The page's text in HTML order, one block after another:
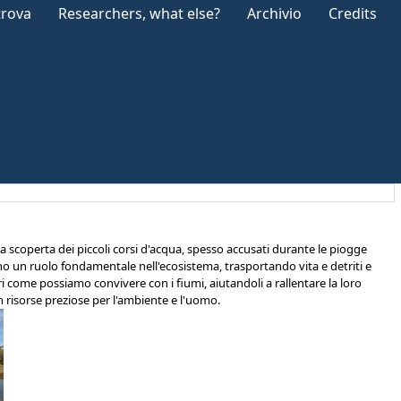
Researchers, what else? Archivio Credits
scoperta dei piccoli corsi d'acqua, spesso accusati durante le piogge
un ruolo fondamentale nell'ecosistema, trasportando vita e detriti e
possiamo convivere con i fiumi, aiutandoli a rallentare la loro
preziose per l'ambiente e l'uomo.